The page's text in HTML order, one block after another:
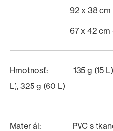
92 x 38 cm • 20
67 x 42 cm • 15
Hmotnosť: 135 g (15 L),
L), 325 g (60 L)
Materiál: PVC s